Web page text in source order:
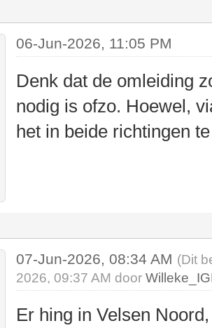
06-Jun-2026, 11:05 PM
Denk dat de omleiding
nodig is ofzo. Hoewel,
het in beide richtingen
07-Jun-2026, 08:34 AM (Dit
2026, 09:37 AM door
Er hing in Velsen